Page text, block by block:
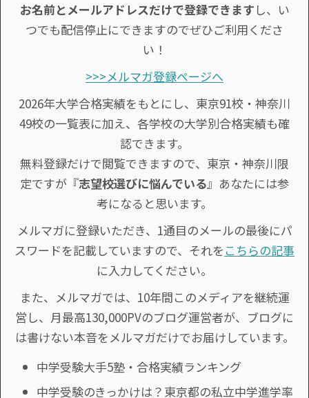
お名前とメールアドレスだけで登録できます し、い
つでも配信停止にできますのでぜひご利用くださ
い！
>>>メルマガ登録ページへ
2026年大学合格実績をもとにし、東京91校・神奈川
49校の一覧表に加え、各学校の大学別合格実績も確
認できます。
無料登録だけで閲覧できますので、東京・神奈川限
定ですが『志望校選びに悩んでいる』あなたには参
考になると思います。
メルマガに登録いただき、1通目のメールの最後にパ
スワードを記載していますので、それを こちらの記事
に入力してください。
また、メルマガでは、10年間このメディアを継続運
営し、月最高130,000PVのブログ運営者が、ブログに
は書けない本音をメルマガだけでお届けしています。
中学受験大手5塾・合格実績ランキング
中学受験のきっかけは？東京都の私立中学進学率